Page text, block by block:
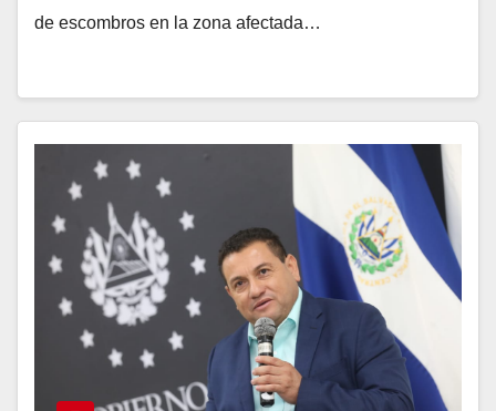
de escombros en la zona afectada…